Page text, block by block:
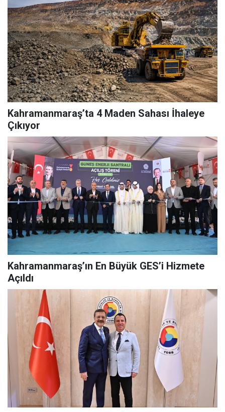
Kahramanmaraş’ta 4 Maden Sahası İhaleye
Çıkıyor
Kahramanmaraş’ın En Büyük GES’i Hizmete
Açıldı